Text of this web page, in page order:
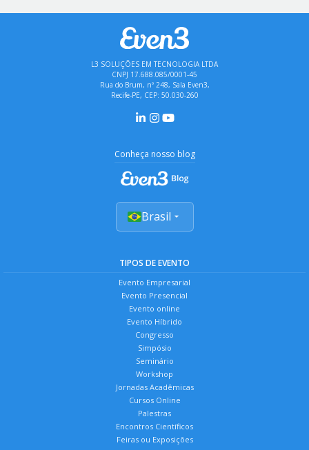
L3 SOLUÇÕES EM TECNOLOGIA LTDA
CNPJ 17.688.085/0001-45
Rua do Brum, nº 248, Sala Even3,
Recife-PE, CEP: 50.030-260
Conheça nosso blog
Brasil
TIPOS DE EVENTO
Evento Empresarial
Evento Presencial
Evento online
Evento Híbrido
Congresso
Simpósio
Seminário
Workshop
Jornadas Acadêmicas
Cursos Online
Palestras
Encontros Científicos
Feiras ou Exposições